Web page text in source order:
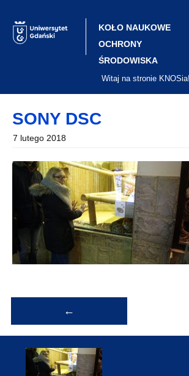
content
KOŁO NAUKOWE
OCHRONY
ŚRODOWISKA
Witaj na stronie KNOSia!
SONY DSC
7 lutego 2018
wpisu
←